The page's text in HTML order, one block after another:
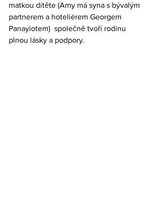
matkou dítěte (Amy má syna s bývalým
partnerem a hoteliérem Georgem
Panayiotem)  společně tvoří rodinu
plnou lásky a podpory.